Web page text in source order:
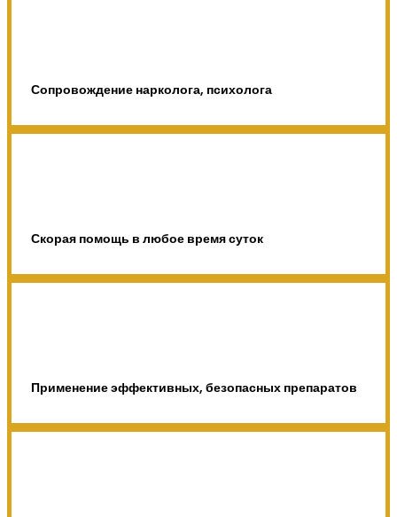
Сопровождение нарколога, психолога
Скорая помощь в любое время суток
Применение эффективных, безопасных препаратов